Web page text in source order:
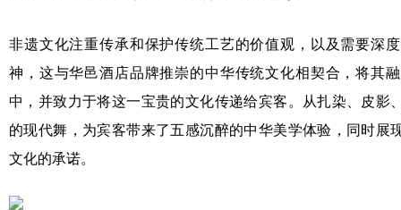
非遗文化注重传承和保护传统工艺的价值观，以及需要深
神，这与华邑酒店品牌推崇的中华传统文化相契合，将其
中，并致力于将这一宝贵的文化传递给宾客。从扎染、皮影
的现代舞，为宾客带来了五感沉醉的中华美学体验，同时展
文化的承诺。